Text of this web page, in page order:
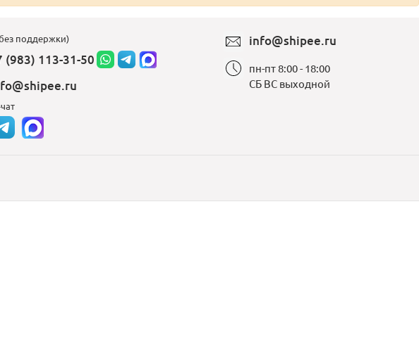
поддержки)
(983) 113-31-50
info@shipee.ru
пн-пт 8:00 - 18:00
СБ ВС выходной